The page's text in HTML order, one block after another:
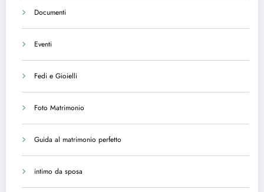
Documenti
Eventi
Fedi e Gioielli
Foto Matrimonio
Guida al matrimonio perfetto
intimo da sposa